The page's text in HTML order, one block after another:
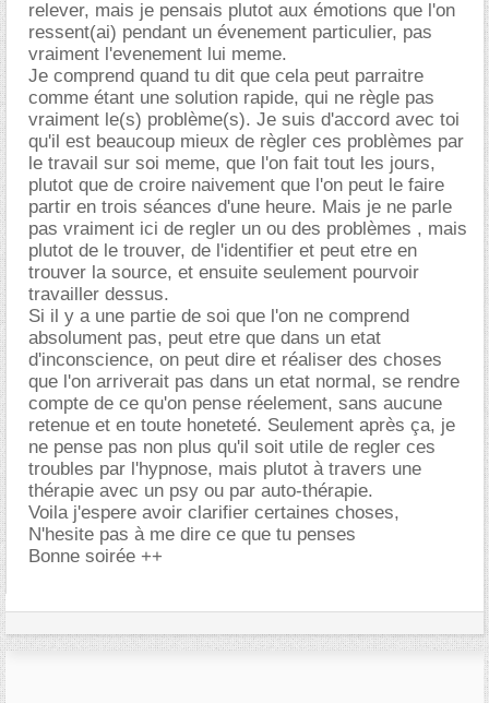
relever, mais je pensais plutot aux émotions que l'on
ressent(ai) pendant un évenement particulier, pas
vraiment l'evenement lui meme.
Je comprend quand tu dit que cela peut parraitre
comme étant une solution rapide, qui ne règle pas
vraiment le(s) problème(s). Je suis d'accord avec toi
qu'il est beaucoup mieux de règler ces problèmes par
le travail sur soi meme, que l'on fait tout les jours,
plutot que de croire naivement que l'on peut le faire
partir en trois séances d'une heure. Mais je ne parle
pas vraiment ici de regler un ou des problèmes , mais
plutot de le trouver, de l'identifier et peut etre en
trouver la source, et ensuite seulement pourvoir
travailler dessus.
Si il y a une partie de soi que l'on ne comprend
absolument pas, peut etre que dans un etat
d'inconscience, on peut dire et réaliser des choses
que l'on arriverait pas dans un etat normal, se rendre
compte de ce qu'on pense réelement, sans aucune
retenue et en toute honeteté. Seulement après ça, je
ne pense pas non plus qu'il soit utile de regler ces
troubles par l'hypnose, mais plutot à travers une
thérapie avec un psy ou par auto-thérapie.
Voila j'espere avoir clarifier certaines choses,
N'hesite pas à me dire ce que tu penses
Bonne soirée ++